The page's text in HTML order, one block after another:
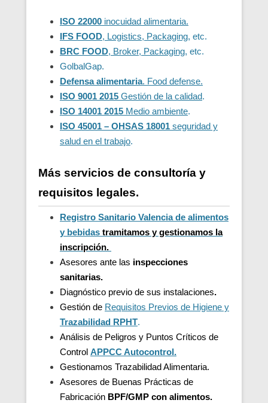
ISO 22000 inocuidad alimentaria.
IFS FOOD, Logistics, Packaging, etc.
BRC FOOD, Broker, Packaging, etc.
GolbalGap.
Defensa alimentaria. Food defense.
ISO 9001 2015 Gestión de la calidad.
ISO 14001 2015 Medio ambiente.
ISO 45001 – OHSAS 18001 seguridad y
salud en el trabajo.
Más servicios de consultoría y
requisitos legales.
Registro Sanitario Valencia de alimentos
y bebidas tramitamos y gestionamos la
inscripción.
Asesores ante las inspecciones
sanitarias.
Diagnóstico previo de sus instalaciones.
Gestión de Requisitos Previos de Higiene y
Trazabilidad RPHT.
Análisis de Peligros y Puntos Críticos de
Control APPCC Autocontrol.
Gestionamos Trazabilidad Alimentaria.
Asesores de Buenas Prácticas de
Fabricación BPF/GMP con alimentos.